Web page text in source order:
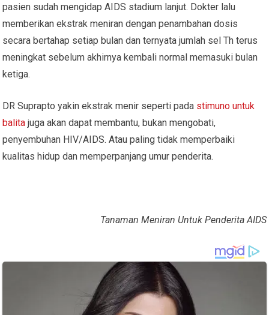
pasien sudah mengidap AIDS stadium lanjut. Dokter lalu
memberikan ekstrak meniran dengan penambahan dosis
secara bertahap setiap bulan dan ternyata jumlah sel Th terus
meningkat sebelum akhirnya kembali normal memasuki bulan
ketiga.
DR Suprapto yakin ekstrak menir seperti pada stimuno untuk
balita juga akan dapat membantu, bukan mengobati,
penyembuhan HIV/AIDS. Atau paling tidak memperbaiki
kualitas hidup dan memperpanjang umur penderita.
Tanaman Meniran Untuk Penderita AIDS